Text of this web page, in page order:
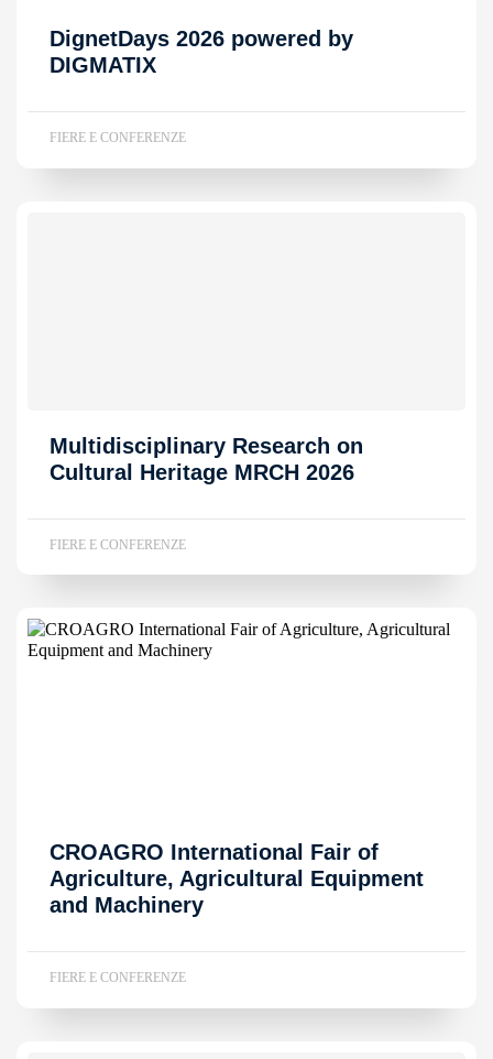
DignetDays 2026 powered by
DIGMATIX
FIERE E CONFERENZE
Multidisciplinary Research on
Cultural Heritage MRCH 2026
FIERE E CONFERENZE
CROAGRO International Fair of
Agriculture, Agricultural Equipment
and Machinery
FIERE E CONFERENZE